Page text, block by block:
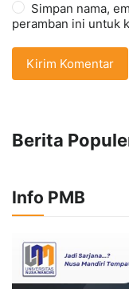
Simpan nama,
peramban ini untuk
Berita
Info PMB